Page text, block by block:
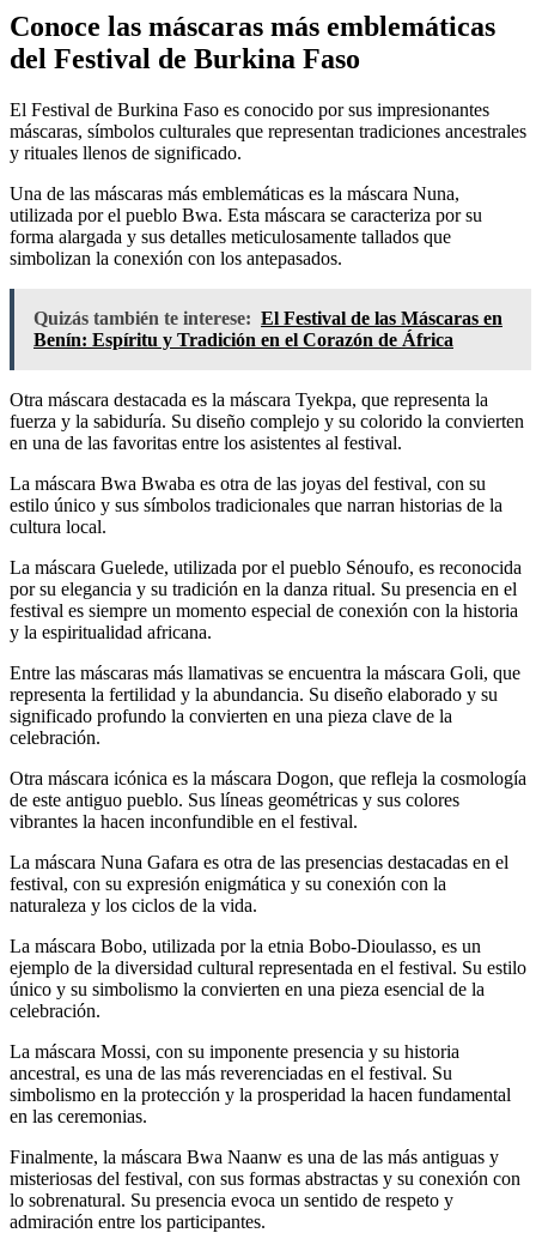
Conoce las máscaras más emblemáticas
del Festival de Burkina Faso
El Festival de Burkina Faso es conocido por sus impresionantes
máscaras, símbolos culturales que representan tradiciones ancestrales
y rituales llenos de significado.
Una de las máscaras más emblemáticas es la máscara Nuna,
utilizada por el pueblo Bwa. Esta máscara se caracteriza por su
forma alargada y sus detalles meticulosamente tallados que
simbolizan la conexión con los antepasados.
Quizás también te interese: El Festival de las Máscaras en
Benín: Espíritu y Tradición en el Corazón de África
Otra máscara destacada es la máscara Tyekpa, que representa la
fuerza y la sabiduría. Su diseño complejo y su colorido la convierten
en una de las favoritas entre los asistentes al festival.
La máscara Bwa Bwaba es otra de las joyas del festival, con su
estilo único y sus símbolos tradicionales que narran historias de la
cultura local.
La máscara Guelede, utilizada por el pueblo Sénoufo, es reconocida
por su elegancia y su tradición en la danza ritual. Su presencia en el
festival es siempre un momento especial de conexión con la historia
y la espiritualidad africana.
Entre las máscaras más llamativas se encuentra la máscara Goli, que
representa la fertilidad y la abundancia. Su diseño elaborado y su
significado profundo la convierten en una pieza clave de la
celebración.
Otra máscara icónica es la máscara Dogon, que refleja la cosmología
de este antiguo pueblo. Sus líneas geométricas y sus colores
vibrantes la hacen inconfundible en el festival.
La máscara Nuna Gafara es otra de las presencias destacadas en el
festival, con su expresión enigmática y su conexión con la
naturaleza y los ciclos de la vida.
La máscara Bobo, utilizada por la etnia Bobo-Dioulasso, es un
ejemplo de la diversidad cultural representada en el festival. Su estilo
único y su simbolismo la convierten en una pieza esencial de la
celebración.
La máscara Mossi, con su imponente presencia y su historia
ancestral, es una de las más reverenciadas en el festival. Su
simbolismo en la protección y la prosperidad la hacen fundamental
en las ceremonias.
Finalmente, la máscara Bwa Naanw es una de las más antiguas y
misteriosas del festival, con sus formas abstractas y su conexión con
lo sobrenatural. Su presencia evoca un sentido de respeto y
admiración entre los participantes.